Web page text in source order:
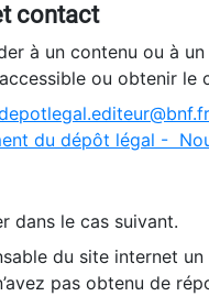
contact
à un contenu ou à
ou obtenir le
du dépôt légal -
dans le cas suivant.
du site internet
pas obtenu de